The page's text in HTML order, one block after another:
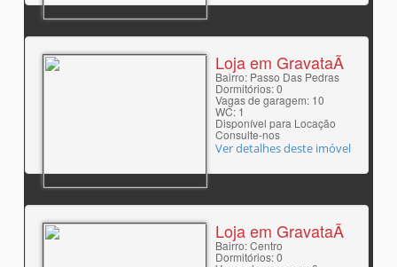
Loja em GravataÃ­
Bairro: Passo Das Pedras
Dormitórios: 0
Vagas de garagem: 10
WC: 1
Disponível para Locação
Consulte-nos
Ver detalhes deste imóvel
Loja em GravataÃ­
Bairro: Centro
Dormitórios: 0